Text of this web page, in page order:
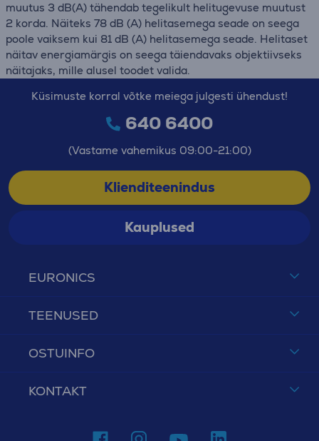
muutus 3 dB(A) tähendab tegelikult helitugevuse muutust
2 korda. Näiteks 78 dB (A) helitasemega seade on seega
poole vaiksem kui 81 dB (A) helitasemega seade. Helitaset
näitav energiamärgis on seega täiendavaks objektiivseks
näitajaks, mille alusel toodet valida.
EURONICS
TEENUSED
OSTUINFO
KONTAKT
Küsimuste korral võtke meiega julgesti ühendust!
640 6400
(Vastame vahemikus 09:00-21:00)
Klienditeenindus
Kauplused